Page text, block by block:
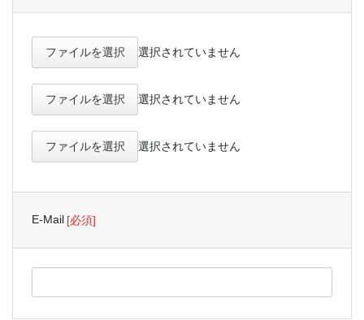
ファイルを選択 選択されていません
ファイルを選択 選択されていません
ファイルを選択 選択されていません
E-Mail [必須]